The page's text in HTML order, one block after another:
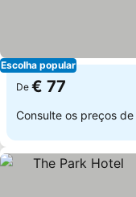
Escolha popular
De € 77
Consulte os preços de